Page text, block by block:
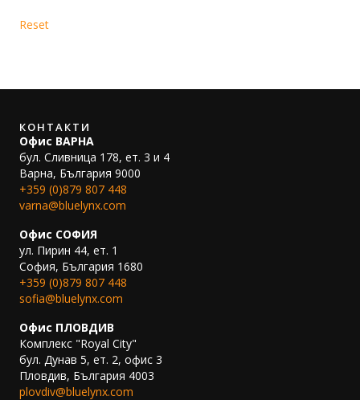
Reset
КОНТАКТИ
Офис ВАРНА
бул. Сливница 178, ет. 3 и 4
Варна, България 9000
+359 (0)879 807 448
varna@bluelynx.com
Офис СОФИЯ
ул. Пирин 44, ет. 1
София, България 1680
+359 (0)879 807 448
sofia@bluelynx.com
Офис ПЛОВДИВ
Комплекс "Royal City"
бул. Дунав 5, ет. 2, офис 3
Пловдив, България 4003
plovdiv@bluelynx.com